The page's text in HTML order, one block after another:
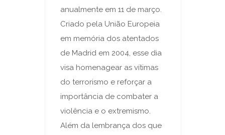
anualmente em 11 de março.
Criado pela União Europeia
em memória dos atentados
de Madrid em 2004, esse dia
visa homenagear as vítimas
do terrorismo e reforçar a
importância de combater a
violência e o extremismo.
Além da lembrança dos que